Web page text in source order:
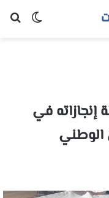
الوضع
في